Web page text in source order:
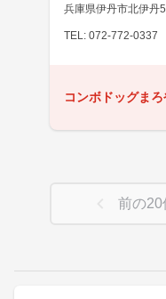
兵庫県伊丹市北伊丹
TEL: 072-772-0337
コンボドッグま
前の20